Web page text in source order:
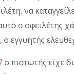
να
ο οφειλέτης
εγγυητής
ο πιστωτής είχε